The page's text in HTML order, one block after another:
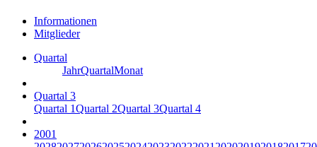
Informationen
Mitglieder
Quartal
JahrQuartalMonat
Quartal 3
Quartal 1Quartal 2Quartal 3Quartal 4
2001